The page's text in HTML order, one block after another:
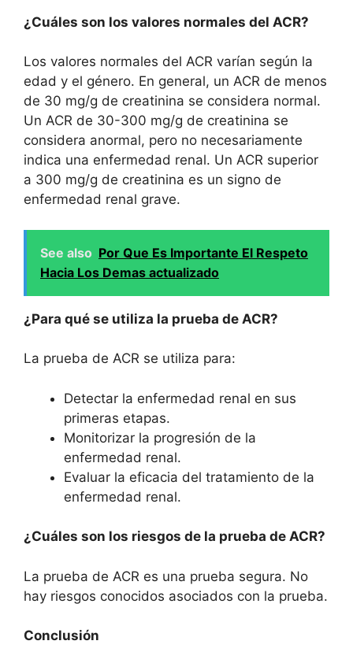
¿Cuáles son los valores normales del ACR?
Los valores normales del ACR varían según la
edad y el género. En general, un ACR de menos
de 30 mg/g de creatinina se considera normal.
Un ACR de 30-300 mg/g de creatinina se
considera anormal, pero no necesariamente
indica una enfermedad renal. Un ACR superior
a 300 mg/g de creatinina es un signo de
enfermedad renal grave.
See also Por Que Es Importante El Respeto
Hacia Los Demas actualizado
¿Para qué se utiliza la prueba de ACR?
La prueba de ACR se utiliza para:
Detectar la enfermedad renal en sus
primeras etapas.
Monitorizar la progresión de la
enfermedad renal.
Evaluar la eficacia del tratamiento de la
enfermedad renal.
¿Cuáles son los riesgos de la prueba de ACR?
La prueba de ACR es una prueba segura. No
hay riesgos conocidos asociados con la prueba.
Conclusión